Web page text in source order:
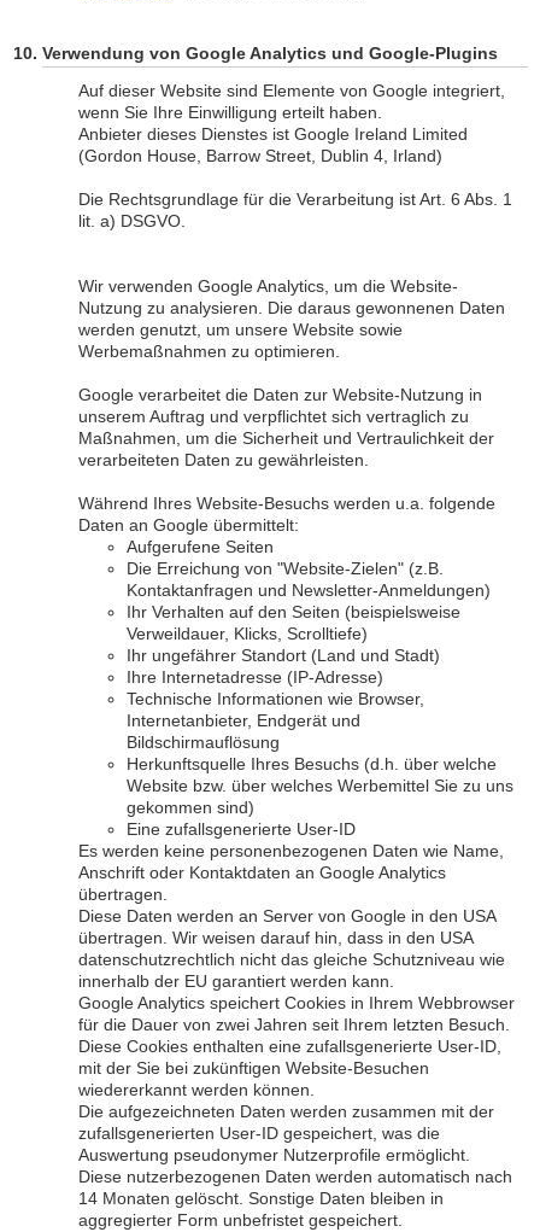
Verwendung von Google Analytics und Google-Plugins
Auf dieser Website sind Elemente von Google integriert,
wenn Sie Ihre Einwilligung erteilt haben.
Anbieter dieses Dienstes ist Google Ireland Limited
(Gordon House, Barrow Street, Dublin 4, Irland)
Die Rechtsgrundlage für die Verarbeitung ist Art. 6 Abs. 1
lit. a) DSGVO.
Wir verwenden Google Analytics, um die Website-
Nutzung zu analysieren. Die daraus gewonnenen Daten
werden genutzt, um unsere Website sowie
Werbemaßnahmen zu optimieren.
Google verarbeitet die Daten zur Website-Nutzung in
unserem Auftrag und verpflichtet sich vertraglich zu
Maßnahmen, um die Sicherheit und Vertraulichkeit der
verarbeiteten Daten zu gewährleisten.
Während Ihres Website-Besuchs werden u.a. folgende
Daten an Google übermittelt:
Aufgerufene Seiten
Die Erreichung von "Website-Zielen" (z.B.
Kontaktanfragen und Newsletter-Anmeldungen)
Ihr Verhalten auf den Seiten (beispielsweise
Verweildauer, Klicks, Scrolltiefe)
Ihr ungefährer Standort (Land und Stadt)
Ihre Internetadresse (IP-Adresse)
Technische Informationen wie Browser,
Internetanbieter, Endgerät und
Bildschirmauflösung
Herkunftsquelle Ihres Besuchs (d.h. über welche
Website bzw. über welches Werbemittel Sie zu uns
gekommen sind)
Eine zufallsgenerierte User-ID
Es werden keine personenbezogenen Daten wie Name,
Anschrift oder Kontaktdaten an Google Analytics
übertragen.
Diese Daten werden an Server von Google in den USA
übertragen. Wir weisen darauf hin, dass in den USA
datenschutzrechtlich nicht das gleiche Schutzniveau wie
innerhalb der EU garantiert werden kann.
Google Analytics speichert Cookies in Ihrem Webbrowser
für die Dauer von zwei Jahren seit Ihrem letzten Besuch.
Diese Cookies enthalten eine zufallsgenerierte User-ID,
mit der Sie bei zukünftigen Website-Besuchen
wiedererkannt werden können.
Die aufgezeichneten Daten werden zusammen mit der
zufallsgenerierten User-ID gespeichert, was die
Auswertung pseudonymer Nutzerprofile ermöglicht.
Diese nutzerbezogenen Daten werden automatisch nach
14 Monaten gelöscht. Sonstige Daten bleiben in
aggregierter Form unbefristet gespeichert.